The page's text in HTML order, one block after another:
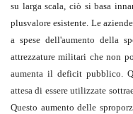
su larga scala, ciò si basa
plusvalore esistente. Le
a spese dell'aumento della
attrezzature militari che non
aumenta il deficit pubblico.
attesa di essere utilizzate
Questo aumento delle